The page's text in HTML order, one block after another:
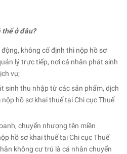
thể ở đâu?
không cố định thì nộp hồ sơ
lý trực tiếp, nơi cá nhân phát sinh
vụ;
sinh thu nhập từ các sản phẩm, dịch
hồ sơ khai thuế tại Chi cục Thuế
chuyển nhượng tên miền
hồ sơ khai thuế tại Chi cục Thuế
không cư trú là cá nhân chuyển